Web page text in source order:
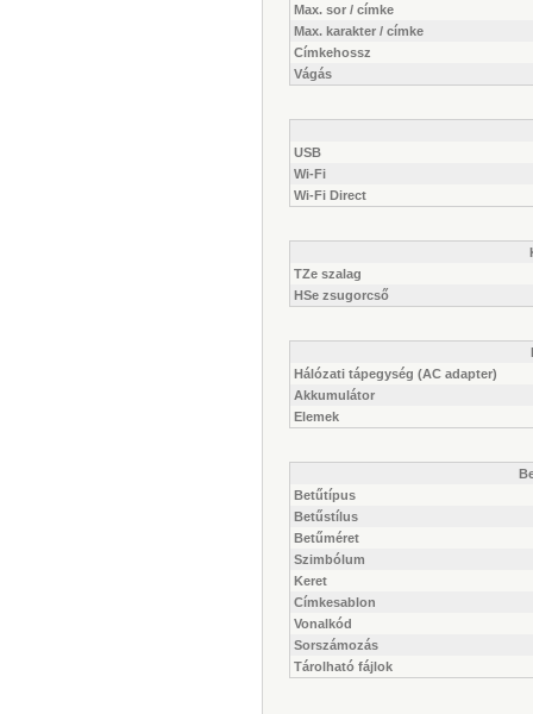
Max. sor / címke
Max. karakter / címke
Címkehossz
Vágás
USB
Wi-Fi
Wi-Fi Direct
TZe szalag
HSe zsugorcső
Hálózati tápegység (AC adapter)
Akkumulátor
Elemek
Betűtípus
Betűstílus
Betűméret
Szimbólum
Keret
Címkesablon
Vonalkód
Sorszámozás
Tárolható fájlok